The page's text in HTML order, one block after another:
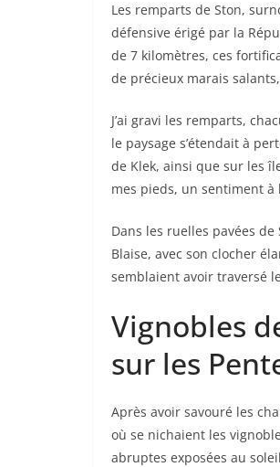
Les remparts de Ston,
défensive érigé par la
de 7 kilomètres, ces
de précieux marais
J’ai gravi les remparts,
le paysage s’étendait à
de Klek, ainsi que sur les
mes pieds, un sentiment
Dans les ruelles pavées
Blaise, avec son clocher
semblaient avoir traversé
Vignobles
sur les
Après avoir savouré les
où se nichaient les
abruptes exposées au